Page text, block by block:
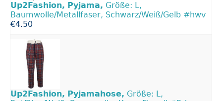
Up2Fashion, Pyjama, Größe: L,
Baumwolle/Metallfaser, Schwarz/Weiß/Gelb #hwv
€4.50
Up2Fashion, Pyjamahose, Größe: L,